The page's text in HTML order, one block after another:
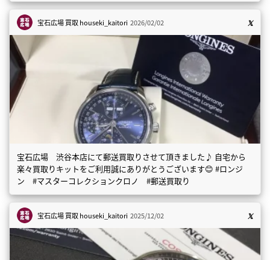
宝石広場 買取houseki_kaitori 2026/02/02
宝石広場 渋谷本店にて郵送買取りさせて頂きました♪ 自宅から
楽々買取りキットをご利用誠にありがとうございます😊 #ロンジ
ン #マスターコレクションクロノ #郵送買取り
宝石広場 買取houseki_kaitori 2025/12/02